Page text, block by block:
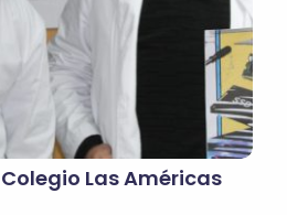
Las Américas